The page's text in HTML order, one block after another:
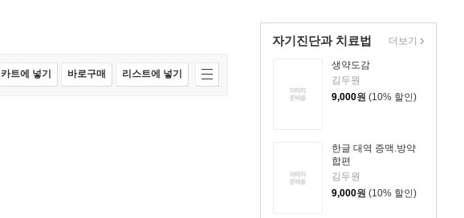
자기진단과 치료법
생약도감
김두원
9,000원 (10% 할인)
한글 대역 증맥.방약
합편
김두원
9,000원 (10% 할인)
더보기
카트에 넣기 바로구매 리스트에 넣기